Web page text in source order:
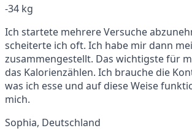
-34 kg
Ich startete mehrere Versuche
scheiterte ich oft. Ich habe mir dann
zusammengestellt. Das wichtigste für
das Kalorienzählen. Ich brauche die
was ich esse und auf diese Weise
mich.
Sophia, Deutschland